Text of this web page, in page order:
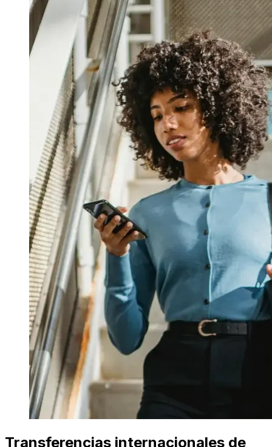
Transferencias internacionales de